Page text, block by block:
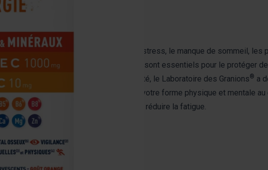
environnementaux comme le froid, le stress, le manque de sommeil,
l’organisme. Les vitamines et minéraux sont essentiels pour le protéger
corps et préserver votre capital santé, le Laboratoire des Granions® a
association unique permet de soutenir votre forme physique et mentale
au métabolisme énergétique et aident à réduire la fatigue.